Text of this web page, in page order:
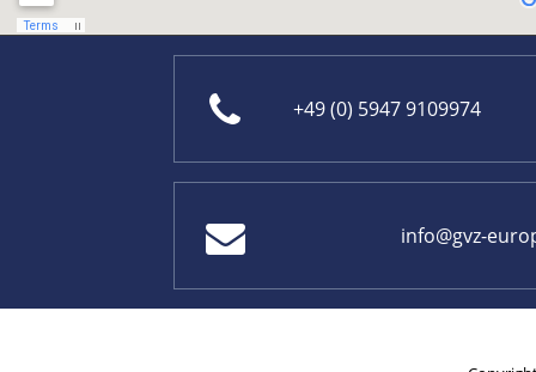
+49 (0) 5947 9109974
info@gvz-